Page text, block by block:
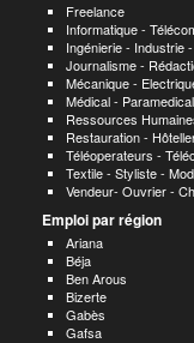
Freelance
Informatique -
Ingénierie - Industrie
Journalisme -
Mécanique -
Médical - Paramedical
Ressources
Restauration -
Téléoperateurs -
Textile - Styliste -
Vendeur- Ouvrier -
Emploi par région
Ariana
Béja
Ben Arous
Bizerte
Gabès
Gafsa